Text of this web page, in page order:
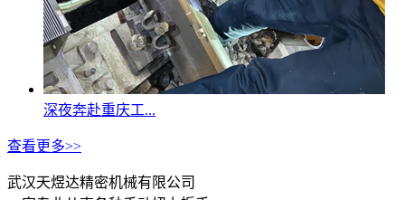
深夜奔赴重庆工...
查看更多>>
武汉天煜达精密机械有限公司